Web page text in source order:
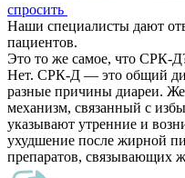
спросить
Наши специалисты дают
пациентов.
Это то же самое, что СРК-
Нет. СРК-Д — это общий
разные причины диареи.
механизм, связанный с
указывают утренние и
ухудшение после жирной
препаратов, связывающих